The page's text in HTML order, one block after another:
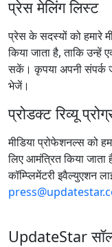
प्रेस मेलिंग लिस्ट
प्रेस के सदस्यों को हमारे
किया जाता है, ताकि
सकें। कृपया अपनी संपर्क
भेजें।
प्रोडक्ट रिव्यू
मीडिया प्रोफेशनल्स को
लिए आमंत्रित किया
कॉम्प्लिमेंटरी इवैल्युएशन
UpdateStar